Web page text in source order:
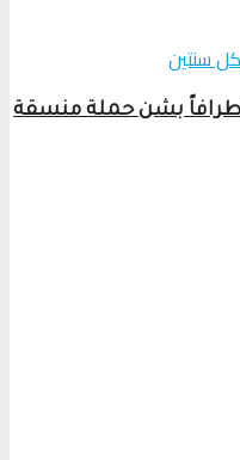
أطرافاً بشن حملة منسقة